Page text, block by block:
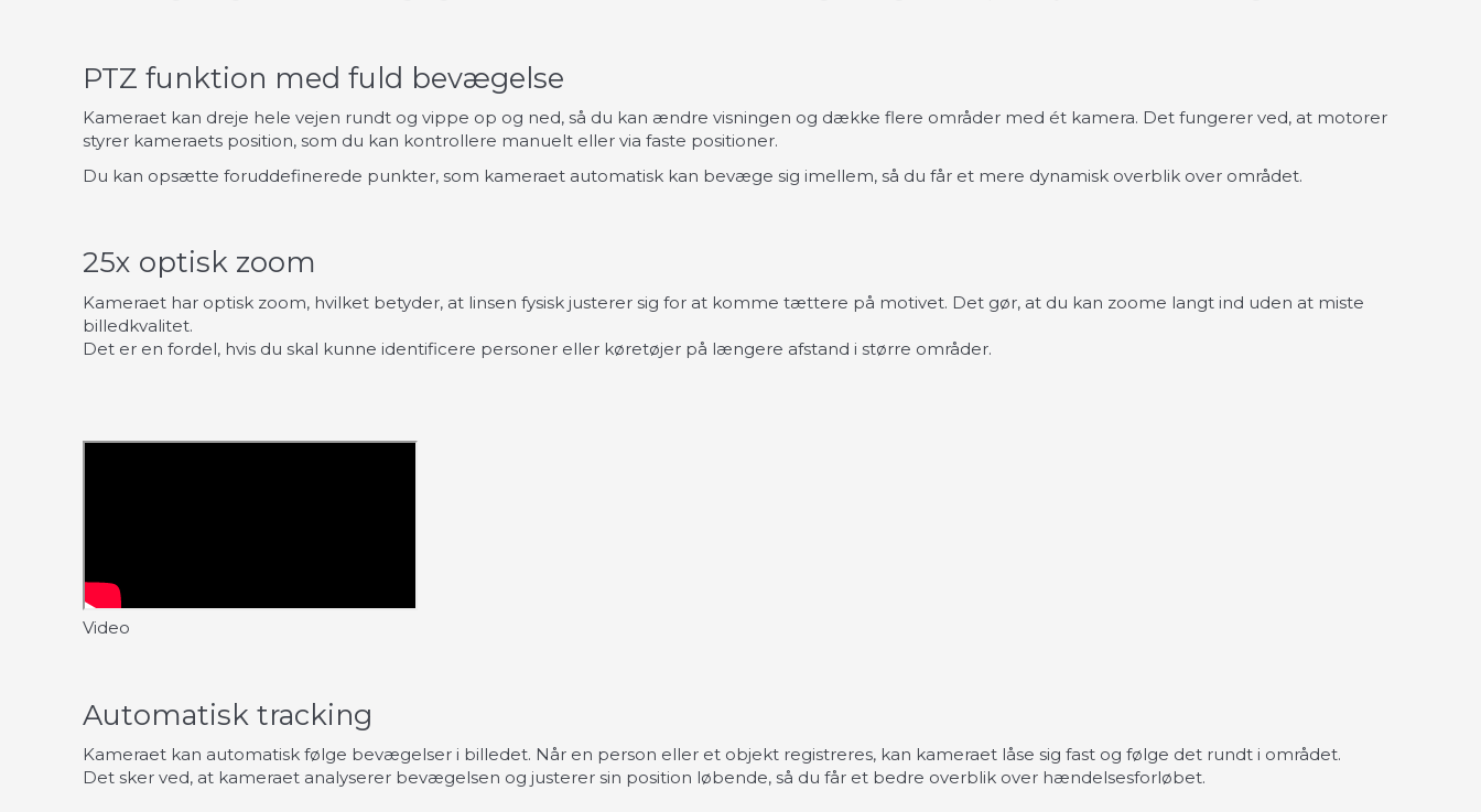
PTZ funktion med fuld bevægelse
Kameraet kan dreje hele vejen rundt og vippe op og ned, så du kan ændre visningen og dække flere områder med ét kamera. Det fungerer ved, at motorer
styrer kameraets position, som du kan kontrollere manuelt eller via faste positioner.
Du kan opsætte foruddefinerede punkter, som kameraet automatisk kan bevæge sig imellem, så du får et mere dynamisk overblik over området.
25x optisk zoom
Kameraet har optisk zoom, hvilket betyder, at linsen fysisk justerer sig for at komme tættere på motivet. Det gør, at du kan zoome langt ind uden at miste
billedkvalitet.
Det er en fordel, hvis du skal kunne identificere personer eller køretøjer på længere afstand i større områder.
Video
Automatisk tracking
Kameraet kan automatisk følge bevægelser i billedet. Når en person eller et objekt registreres, kan kameraet låse sig fast og følge det rundt i området.
Det sker ved, at kameraet analyserer bevægelsen og justerer sin position løbende, så du får et bedre overblik over hændelsesforløbet.